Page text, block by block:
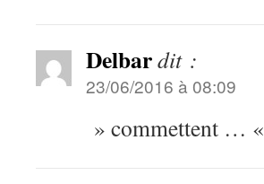
Delbardit :
23/06/2016 à 08:09
» commettent … «